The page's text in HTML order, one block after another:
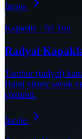
İncele
Kapasite · 50 Ton
Radyal
Tambur (radyal)
Baraj yüzey savak
çözümü.
İncele